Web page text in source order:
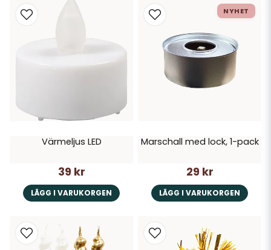
Värmeljus LED
39 kr
LÄGG I VARUKORGEN
Marschall med lock, 1-pack
29 kr
LÄGG I VARUKORGEN
NYHET